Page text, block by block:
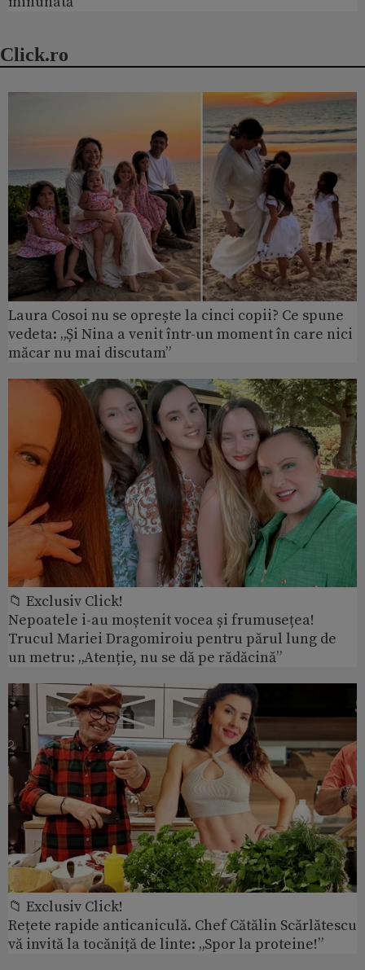
Click.ro
Laura Cosoi nu se oprește la cinci copii? Ce spune
vedeta: „Și Nina a venit într-un moment în care nici
măcar nu mai discutam”
📁 Exclusiv Click!
Nepoatele i-au moștenit vocea și frumusețea!
Trucul Mariei Dragomiroiu pentru părul lung de
un metru: „Atenție, nu se dă pe rădăcină”
📁 Exclusiv Click!
Rețete rapide anticaniculă. Chef Cătălin Scărlătescu
vă invită la tocăniță de linte: „Spor la proteine!”